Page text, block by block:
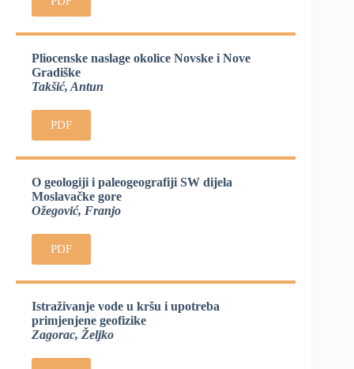
Pliocenske naslage okolice Novske i Nove
Gradiške
Takšić, Antun
PDF
O geologiji i paleogeografiji SW dijela
Moslavačke gore
Ožegović, Franjo
PDF
Istraživanje vode u kršu i upotreba
primjenjene geofizike
Zagorac, Željko